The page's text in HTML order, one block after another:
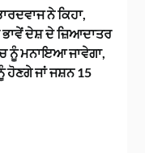
ਨੇ ਕਿਹਾ,
ਭਾਵੇਂ ਦੇਸ਼ ਦੇ ਜ਼ਿਆਦਾਤਰ
ਨੂੰ ਮਨਾਇਆ ਜਾਵੇਗਾ,
ਹੋਣਗੇ ਜਾਂ ਜਸ਼ਨ 15